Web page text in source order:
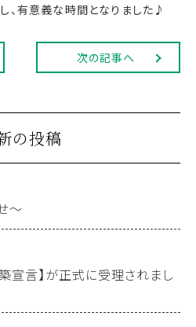
、有意義な時間となりました♪
次の記事へ
の投稿
～
宣言】が正式に受理されまし